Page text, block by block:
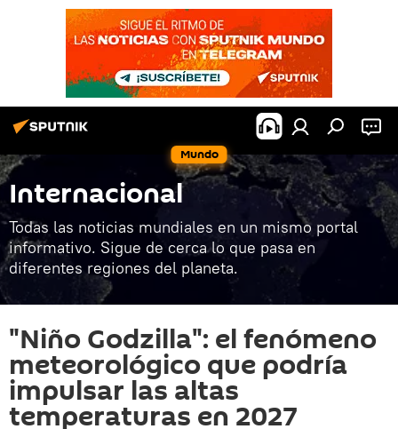
Mundo
Internacional
Todas las noticias mundiales en un mismo portal
informativo. Sigue de cerca lo que pasa en
diferentes regiones del planeta.
"Niño Godzilla": el fenómeno
meteorológico que podría
impulsar las altas
temperaturas en 2027